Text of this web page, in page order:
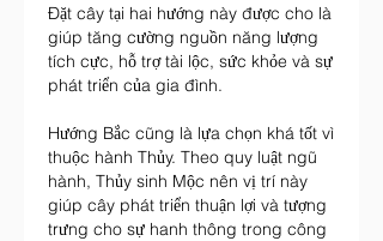
Đặt cây tại hai hướng này được cho là
giúp tăng cường nguồn năng lượng
tích cực, hỗ trợ tài lộc, sức khỏe và sự
phát triển của gia đình.
Hướng Bắc cũng là lựa chọn khá tốt vì
thuộc hành Thủy. Theo quy luật ngũ
hành, Thủy sinh Mộc nên vị trí này
giúp cây phát triển thuận lợi và tượng
trưng cho sự hanh thông trong công